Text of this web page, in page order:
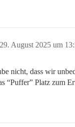
29. August 2025 um
nicht, dass wir
“Puffer” Platz zum